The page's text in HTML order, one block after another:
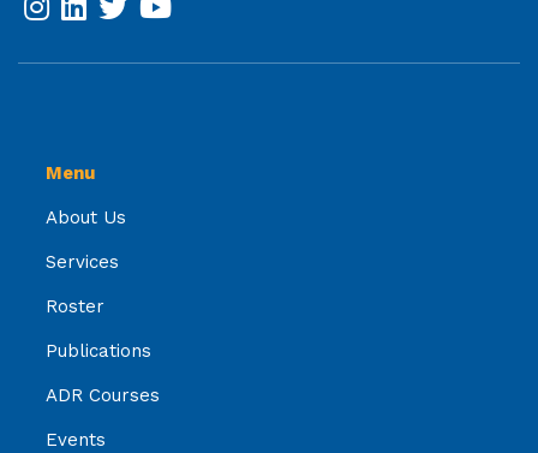
Menu
About Us
Services
Roster
Publications
ADR Courses
Events